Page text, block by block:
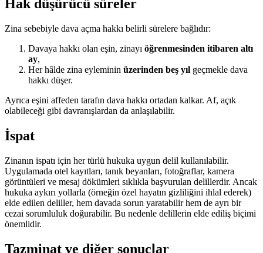
Hak düşürücü süreler
Zina sebebiyle dava açma hakkı belirli sürelere bağlıdır:
Davaya hakkı olan eşin, zinayı öğrenmesinden itibaren altı
ay,
Her hâlde zina eyleminin üzerinden beş yıl geçmekle dava
hakkı düşer.
Ayrıca eşini affeden tarafın dava hakkı ortadan kalkar. Af, açık
olabileceği gibi davranışlardan da anlaşılabilir.
İspat
Zinanın ispatı için her türlü hukuka uygun delil kullanılabilir.
Uygulamada otel kayıtları, tanık beyanları, fotoğraflar, kamera
görüntüleri ve mesaj dökümleri sıklıkla başvurulan delillerdir. Ancak
hukuka aykırı yollarla (örneğin özel hayatın gizliliğini ihlal ederek)
elde edilen deliller, hem davada sorun yaratabilir hem de ayrı bir
cezai sorumluluk doğurabilir. Bu nedenle delillerin elde ediliş biçimi
önemlidir.
Tazminat ve diğer sonuçlar